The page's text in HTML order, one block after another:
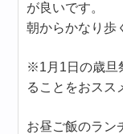
が良いです。
朝からかなり歩
※1月1日の歳旦
ることをおスス
お昼ご飯のラン